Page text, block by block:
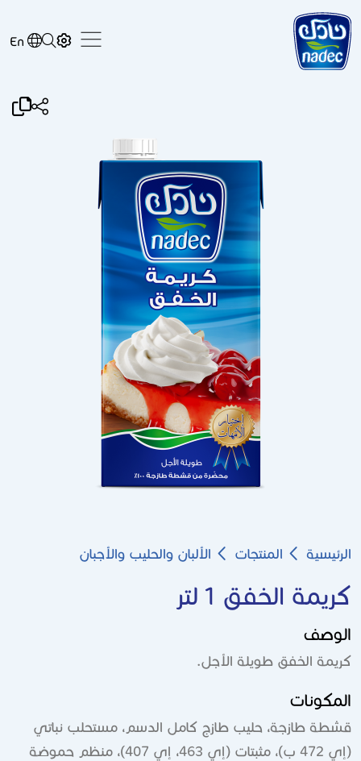
En
Breadcrumb
الرئيسية المنتجات الألبان والحليب والأجبان
كريمة الخفق 1 لتر
الوصف
كريمة الخفق طويلة الأجل.
المكونات
قشطة طازجة، حليب طازج كامل الدسم، مستحلب نباتي
(إي 472 ب)، مثبتات (إي 463، إي 407)، منظم حموضة